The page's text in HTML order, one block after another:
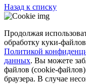
Назад к списку
Продолжая
обработку куки-
Политикой
данных. Вы можете
файлов (cookie-
браузера. В случае